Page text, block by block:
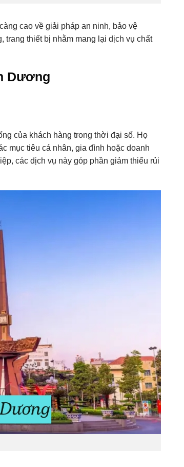
cao về giải pháp an ninh, bảo vệ
trang thiết bị nhằm mang lại dịch vụ chất
Dương
của khách hàng trong thời đại số. Họ
mục tiêu cá nhân, gia đình hoặc doanh
các dịch vụ này góp phần giảm thiểu rủi